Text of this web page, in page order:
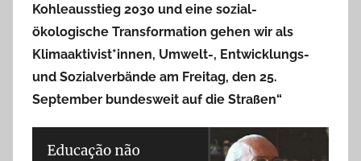
Kohleausstieg 2030 und eine sozial-
ökologische Transformation gehen wir als
Klimaaktivist*innen, Umwelt-, Entwicklungs-
und Sozialverbände am Freitag, den 25.
September bundesweit auf die Straßen“